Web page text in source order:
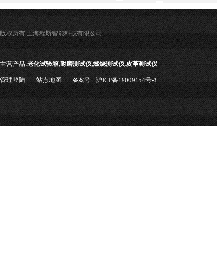
版权所有 上海程斯智能科技有限公司
主营产品:老化试验箱,耐磨测试仪,燃烧测试仪,皮革测试仪
管理登陆 站点地图 备案号：沪ICP备19009154号-3